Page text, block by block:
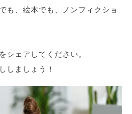
も、絵本でも、ノンフィクショ
シェアしてください。
しましょう！